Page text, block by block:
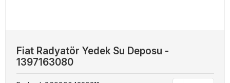
Fiat Radyatör Yedek Su Deposu -
1397163080